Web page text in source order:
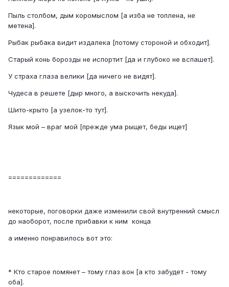
Пыль столбом, дым коромыслом [а изба не топлена, не
метена].
Рыбак рыбака видит издалека [потому стороной и обходит].
Старый конь борозды не испортит [да и глубоко не вспашет].
У страха глаза велики [да ничего не видят].
Чудеса в решете [дыр много, а выскочить некуда].
Шито-крыто [а узелок-то тут].
Язык мой – враг мой [прежде ума рыщет, беды ищет]
=============
некоторые, поговорки даже изменили свой внутренний смысл
до наоборот, после прибавки к ним конца
а именно понравилось вот это:
* Кто старое помянет – тому глаз вон [а кто забудет - тому
оба].